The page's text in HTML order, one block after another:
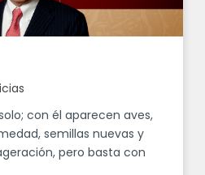
con él aparecen aves,
semillas nuevas y
pero basta con